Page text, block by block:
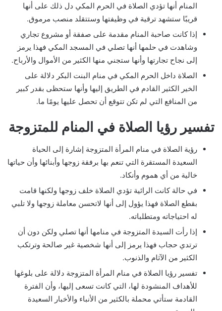
المنام أنها تؤدي الصلاة في الحرم المكي دل ذلك على أنها
قريبًا ستشهد ترقية في وظيفتها وستتقلد منصب مرموق.
إذا كانت صاحبة المنام مقدمة على صفقة أو مشروع تجاري
وشاهدت في حلمها أنها تصلي في المسجد المكي فهذا يرمز
إلى نجاح تجارتها وأنها ستجني منها الكثير من الأموال والأرباح.
الصلاة داخل الحرم المكي في منام البنت البكر دلالة على
الخير الكثير القادم في الطريق إليها وأنها ستحظى بقدر كبير
من المنافع التي لم تكن تتوقع أن تحصل عليها يومًا ما.
تفسير رؤيا الصلاة في المنام للمتزوجة
رؤية الصلاة في منام المرأة المتزوجة إشارة إلى الحياة
السعيدة المستقرة التي تنعم بها برفقة زوجها وأبنائها وأن حياتها
خالية من أي هموم وأنكاد.
في حالة كانت الرائية تؤدي الصلاة خلف زوجها ولكنها قامت
بقطع الصلاة فهذا يؤول إلى أنها لاتحسن معاملة زوجها ولا تلبي
له احتياجاته ومتطلباته.
إذا رأت السيدة المتزوجة في منامها أنها تصلي ولكن دون أن
ترتدي حجاب فهذا يرمز إلى أنها شخصية غير صالحة وترتكب
الكثير من الآثام والذنوب.
تفسير رؤيا الصلاة في منام المرأة المتزوجة دلالة على بلوغها
للأهداف المنشودة لها، التي كانت تسعى إليها، وأن الفترة
القادمة ستأتي محملة بالكثير من الأنباء والأخبار السعيدة